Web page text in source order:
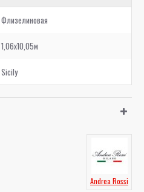
Флизелиновая
1,06x10,05м
Sicily
Andrea Rossi